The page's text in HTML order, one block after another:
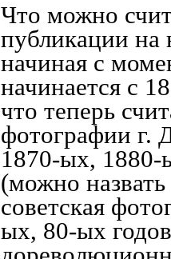
Что можно
публикации
начиная c
начинается с
что теперь
фотографии г.
1870-ых, 1880-
(можно
советская
ых, 80-ых